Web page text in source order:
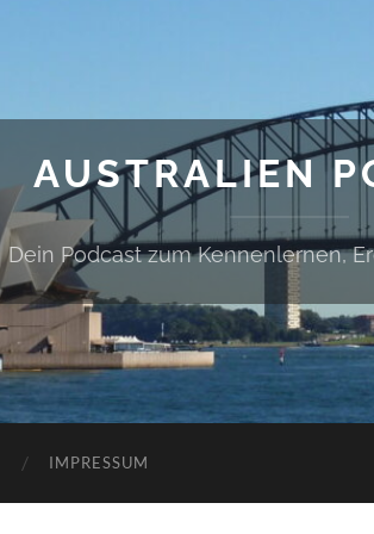
AUSTRALIEN
Dein Podcast zum Kennenlernen,
IMPRESSUM